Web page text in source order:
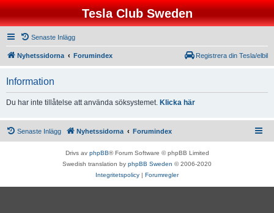
Tesla Club Sweden
Senaste Inlägg
Nyhetssidorna Forumindex Registrera din Tesla/elbil
Information
Du har inte tillåtelse att använda söksystemet. Klicka här
Senaste Inlägg Nyhetssidorna Forumindex
Drivs av phpBB® Forum Software © phpBB Limited
Swedish translation by phpBB Sweden © 2006-2020
Integritetspolicy | Forumregler